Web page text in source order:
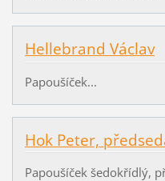
Hellebrand Václav
Papoušíček...
Hok Peter,
Papoušíček šedokřídlý,